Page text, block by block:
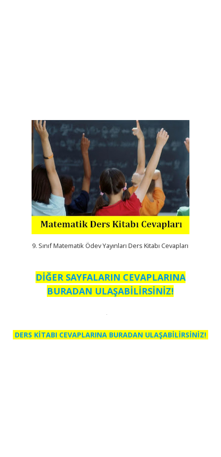
9. Sınıf Matematik Ödev Yayınları Ders Kitabı Cevapları
DİĞER SAYFALARIN CEVAPLARINA
BURADAN ULAŞABİLİRSİNİZ!
DERS KİTABI CEVAPLARINA BURADAN ULAŞABİLİRSİNİZ!